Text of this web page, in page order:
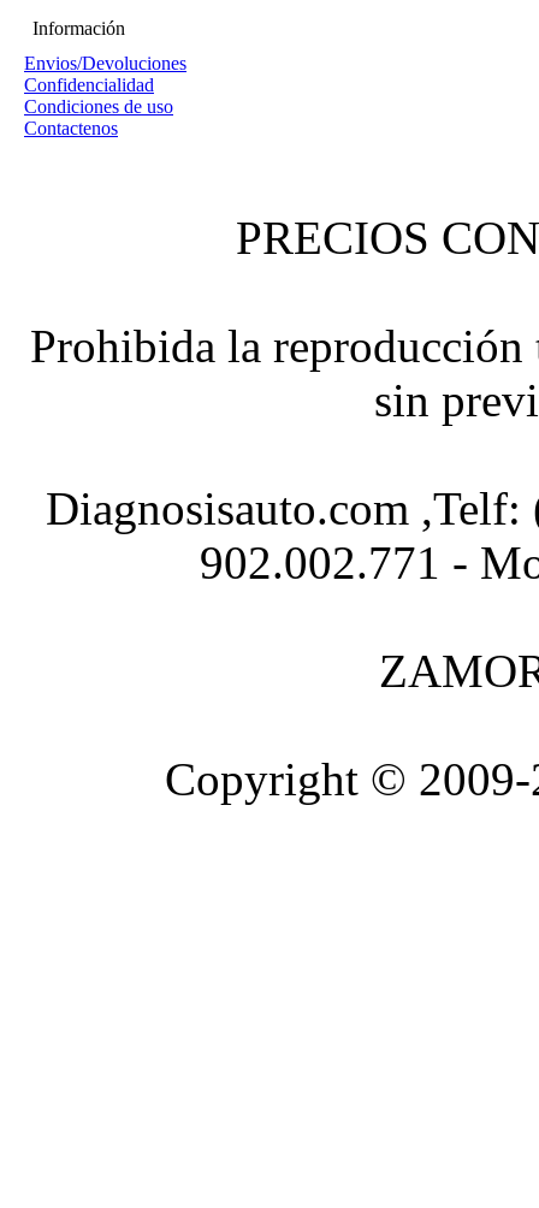
Información
Envios/Devoluciones
Confidencialidad
Condiciones de uso
Contactenos
PRECIOS
Prohibida la
sin
Diagnosisauto.com
902.002.771 -
Copyright ©